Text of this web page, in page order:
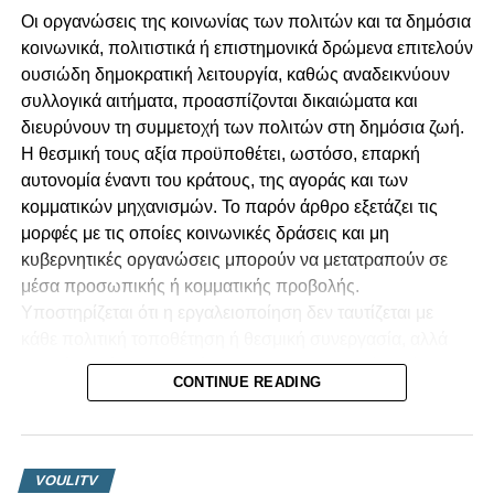
Οι οργανώσεις της κοινωνίας των πολιτών και τα δημόσια
κοινωνικά, πολιτιστικά ή επιστημονικά δρώμενα επιτελούν
ουσιώδη δημοκρατική λειτουργία, καθώς αναδεικνύουν
συλλογικά αιτήματα, προασπίζονται δικαιώματα και
διευρύνουν τη συμμετοχή των πολιτών στη δημόσια ζωή.
Η θεσμική τους αξία προϋποθέτει, ωστόσο, επαρκή
αυτονομία έναντι του κράτους, της αγοράς και των
κομματικών μηχανισμών. Το παρόν άρθρο εξετάζει τις
μορφές με τις οποίες κοινωνικές δράσεις και μη
κυβερνητικές οργανώσεις μπορούν να μετατραπούν σε
μέσα προσωπικής ή κομματικής προβολής.
Υποστηρίζεται ότι η εργαλειοποίηση δεν ταυτίζεται με
προκύπτει όταν αποκρύπτονται οι πραγματικές σχέσεις
διοργάνωσης, χρηματοδότησης, ελέγχου και
συμφερόντων, στη συγκαλυμμένη πολιτική διαφήμιση και
CONTINUE READING
VOULITV